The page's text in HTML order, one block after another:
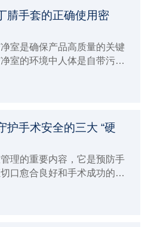
腈手套的正确使用密
室是确保产品高质量的关键
室的环境中人体是自带污染
分泌的汗液毛发等污染物损
护手术安全的三大 “硬
理的重要内容，它是预防手
口愈合良好和手术成功的必